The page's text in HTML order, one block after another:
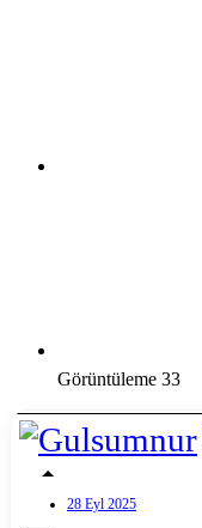
Görüntüleme 33
28 Eyl 2025